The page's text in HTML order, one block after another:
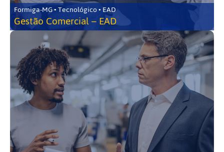
Formiga-MG • Tecnológico • EAD
Gestão Comercial – EAD